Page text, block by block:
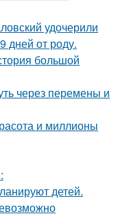
удочерили
дней от роду.
большой
через перемены и
и миллионы
детей.